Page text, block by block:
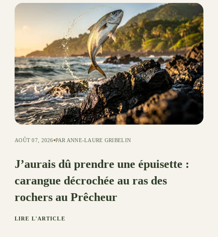
AOÛT 07, 2026 PAR ANNE-LAURE GRIBELIN
J’aurais dû prendre une épuisette :
carangue décrochée au ras des
rochers au Prêcheur
LIRE L'ARTICLE